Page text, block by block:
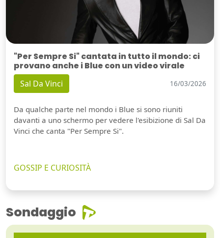
"Per Sempre Si" cantata in tutto il mondo: ci
provano anche i Blue con un video virale
Sal Da Vinci 16/03/2026
Da qualche parte nel mondo i Blue si sono riuniti
davanti a uno schermo per vedere l'esibizione di Sal Da
Vinci che canta "Per Sempre Si".
GOSSIP E CURIOSITÀ
Sondaggio